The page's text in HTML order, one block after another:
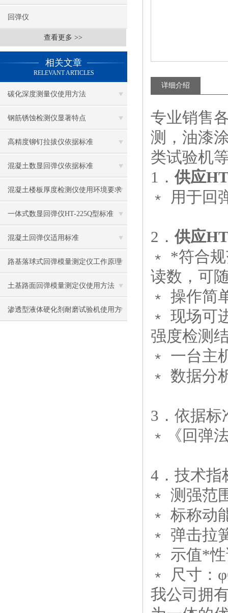
回弹仪
查看更多 >>
相关文章
RELEVANT ARTICLES
碳化深度测量仪使用方法
钢筋锈蚀检测仪显著特点
高精度铆钉拉拔仪依据标准
混凝土数显回弹仪依据标准
混凝土楼板厚度检测仪使用环境要求
一体式数显回弹仪HT-225Q型标准
混凝土回弹仪适用标准
路基落球式回弹模量测定仪工作原理
及使用方法
土基路面回弹模量测定仪使用方法
渗透型液体硬化剂耐磨试验机使用方
详细介绍
专业销售
测，油漆
类试验机
1．供应
﹡ 用于回
2．供应
﹡ *符合
读数，可
﹡ 操作简
﹡ 现场可
强度检测
﹡ 一台主
﹡ 数据分
3． 依据标
﹡《回弹
4． 技术指
﹡ 测强范
﹡ 标称动
﹡ 弹击拉
﹡ 示值*
﹡ 尺寸：
我公司拥